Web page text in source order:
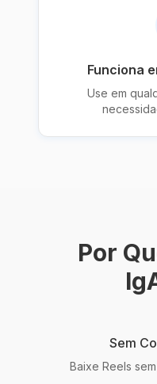
Funciona
Use em
Por
Sem
Baixe Reels